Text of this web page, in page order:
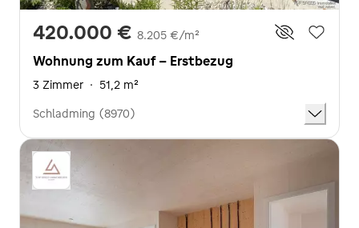
420.000 € 8.205 €/m²
Wohnung zum Kauf - Erstbezug
3 Zimmer · 51,2 m²
Schladming (8970)